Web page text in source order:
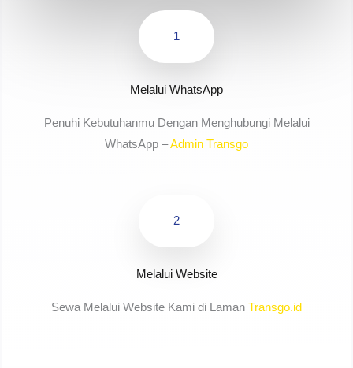
1
Melalui WhatsApp
Penuhi Kebutuhanmu Dengan Menghubungi Melalui
WhatsApp –Admin Transgo
2
Melalui Website
Sewa Melalui Website Kami di Laman Transgo.id